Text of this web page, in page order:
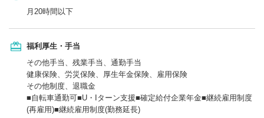
月20時間以下
福利厚生・手当
その他手当、残業手当、通勤手当
健康保険、労災保険、厚生年金保険、雇用保険
その他制度、退職金
■自転車通勤可■U・Iターン支援■確定給付企業年金■継続雇用制度
(再雇用)■継続雇用制度(勤務延長)